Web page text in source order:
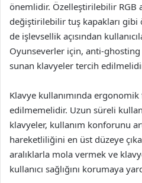
önemlidir. Özelleştirilebilir RGB
değiştirilebilir tuş kapakları gibi
de işlevsellik açısından
Oyunseverler için, anti-
sunan klavyeler tercih
Klavye kullanımında
edilmemelidir. Uzun süreli
klavyeler, kullanım konforunu
hareketliliğini en üst düzeye
aralıklarla mola vermek ve
kullanıcı sağlığını korumaya